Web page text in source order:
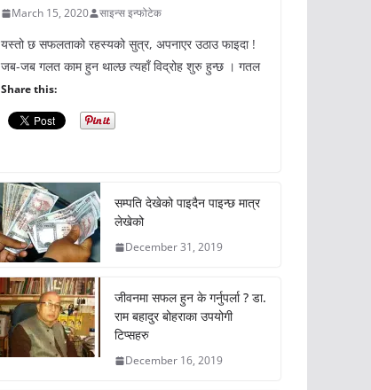
March 15, 2020 साइन्स इन्फोटेक
यस्तो छ सफलताको रहस्यको सुत्र, अपनाएर उठाउ फाइदा !
जब-जब गलत काम हुन थाल्छ त्यहाँ विद्रोह शुरु हुन्छ । गतल
Share this:
सम्पति देखेको पाइदैन पाइन्छ मात्र
लेखेको
December 31, 2019
जीवनमा सफल हुन के गर्नुपर्ला ? डा.
राम बहादुर बोहराका उपयोगी
टिप्सहरु
December 16, 2019